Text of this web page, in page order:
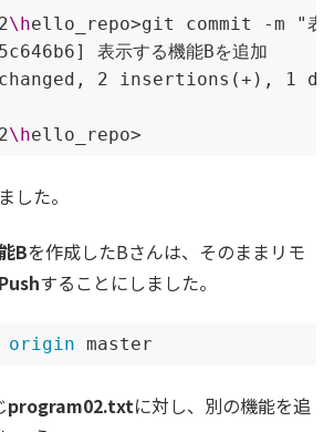
\hello_repo>git commit -m "表示
表示する機能Bを追加
2 insertions(+), 1
\hello_repo>
した。
Bを作成したBさんは、そのままリモ
Pushすることにしました。
origin master
program02.txtに対し、別の機能を追